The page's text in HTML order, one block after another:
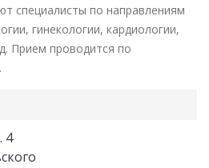
специалисты по направлениям
гинекологии, кардиологии,
Прием проводится по
4